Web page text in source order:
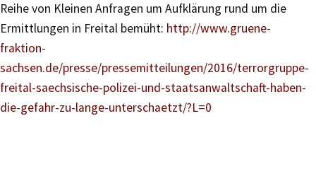
Reihe von Kleinen Anfragen um Aufklärung rund um die
Ermittlungen in Freital bemüht: http://www.gruene-
fraktion-
sachsen.de/presse/pressemitteilungen/2016/terrorgruppe-
freital-saechsische-polizei-und-staatsanwaltschaft-haben-
die-gefahr-zu-lange-unterschaetzt/?L=0